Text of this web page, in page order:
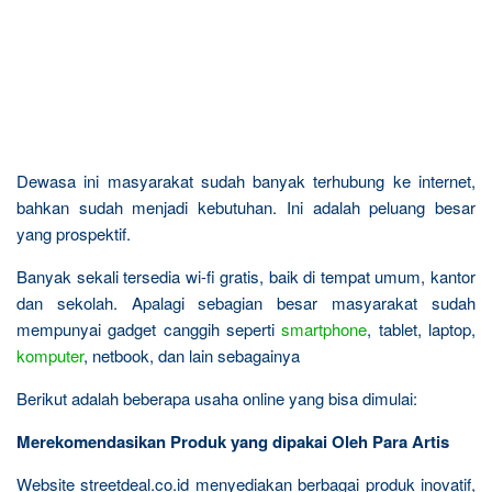
Dewasa ini masyarakat sudah banyak terhubung ke internet,
bahkan sudah menjadi kebutuhan. Ini adalah peluang besar
yang prospektif.
Banyak sekali tersedia wi-fi gratis, baik di tempat umum, kantor
dan sekolah. Apalagi sebagian besar masyarakat sudah
mempunyai gadget canggih sepertismartphone, tablet, laptop,
komputer, netbook, dan lain sebagainya
Berikut adalah beberapa usaha online yang bisa dimulai:
Merekomendasikan Produk yang dipakai Oleh Para Artis
Website streetdeal.co.id menyediakan berbagai produk inovatif,